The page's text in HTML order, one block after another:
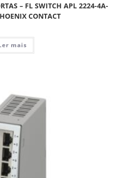
– FL SWITCH APL 2224-4A-
CONTACT
mais